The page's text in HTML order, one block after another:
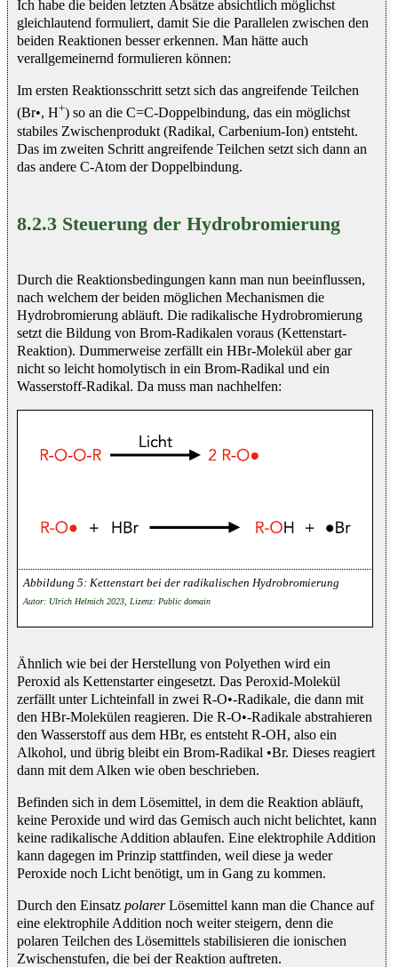
Ich habe die beiden letzten Absätze absichtlich möglichst
gleichlautend formuliert, damit Sie die Parallelen zwischen den
beiden Reaktionen besser erkennen. Man hätte auch
verallgemeinernd formulieren können:
Im ersten Reaktionsschritt setzt sich das angreifende Teilchen
(Br•, H+) so an die C=C-Doppelbindung, das ein möglichst
stabiles Zwischenprodukt (Radikal, Carbenium-Ion) entsteht.
Das im zweiten Schritt angreifende Teilchen setzt sich dann an
das andere C-Atom der Doppelbindung.
8.2.3 Steuerung der Hydrobromierung
Durch die Reaktionsbedingungen kann man nun beeinflussen,
nach welchem der beiden möglichen Mechanismen die
Hydrobromierung abläuft. Die radikalische Hydrobromierung
setzt die Bildung von Brom-Radikalen voraus (Kettenstart-
Reaktion). Dummerweise zerfällt ein HBr-Molekül aber gar
nicht so leicht homolytisch in ein Brom-Radikal und ein
Wasserstoff-Radikal. Da muss man nachhelfen:
Kettenstart bei der radikalischen Hydrobromierung
Autor: Ulrich Helmich 2023, Lizenz: Public domain
Ähnlich wie bei der Herstellung von Polyethen wird ein
Peroxid als Kettenstarter eingesetzt. Das Peroxid-Molekül
zerfällt unter Lichteinfall in zwei R-O•-Radikale, die dann mit
den HBr-Molekülen reagieren. Die R-O•-Radikale abstrahieren
den Wasserstoff aus dem HBr, es entsteht R-OH, also ein
Alkohol, und übrig bleibt ein Brom-Radikal •Br. Dieses reagiert
dann mit dem Alken wie oben beschrieben.
Befinden sich in dem Lösemittel, in dem die Reaktion abläuft,
keine Peroxide und wird das Gemisch auch nicht belichtet, kann
keine radikalische Addition ablaufen. Eine elektrophile Addition
kann dagegen im Prinzip stattfinden, weil diese ja weder
Peroxide noch Licht benötigt, um in Gang zu kommen.
Durch den Einsatz polarerLösemittel kann man die Chance auf
eine elektrophile Addition noch weiter steigern, denn die
polaren Teilchen des Lösemittels stabilisieren die ionischen
Zwischenstufen, die bei der Reaktion auftreten.